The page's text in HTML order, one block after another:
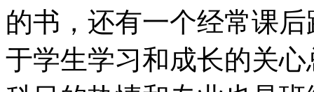
的书，还有一个经常课
于学生学习和成长的关